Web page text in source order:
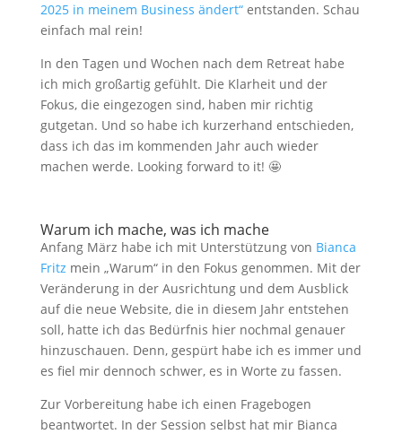
2025 in meinem Business ändert“entstanden. Schau
einfach mal rein!
In den Tagen und Wochen nach dem Retreat habe
ich mich großartig gefühlt. Die Klarheit und der
Fokus, die eingezogen sind, haben mir richtig
gutgetan. Und so habe ich kurzerhand entschieden,
dass ich das im kommenden Jahr auch wieder
machen werde. Looking forward to it! 🤩
Warum ich mache, was ich mache
Anfang März habe ich mit Unterstützung von Bianca
Fritz mein „Warum“ in den Fokus genommen. Mit der
Veränderung in der Ausrichtung und dem Ausblick
auf die neue Website, die in diesem Jahr entstehen
soll, hatte ich das Bedürfnis hier nochmal genauer
hinzuschauen. Denn, gespürt habe ich es immer und
es fiel mir dennoch schwer, es in Worte zu fassen.
Zur Vorbereitung habe ich einen Fragebogen
beantwortet. In der Session selbst hat mir Bianca